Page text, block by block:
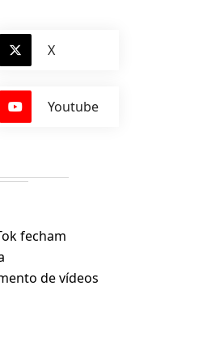
X
Youtube
fecham
de vídeos